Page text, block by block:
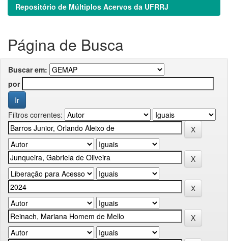
Repositório de Múltiplos Acervos da UFRRJ
Página de Busca
Buscar em:
por
Filtros correntes: